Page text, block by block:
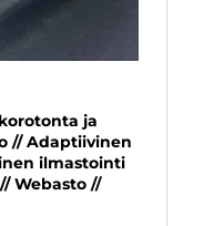
ja
// Adaptiivinen
ilmastointi
Webasto //